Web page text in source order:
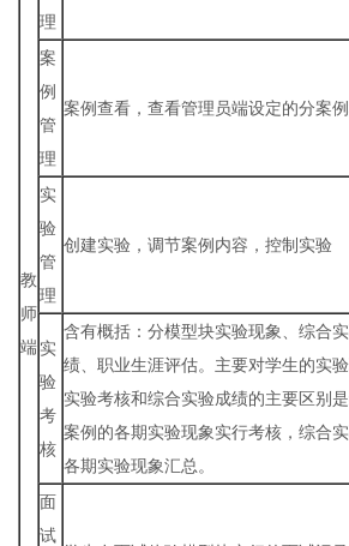
教
师
端
理
案
例
管
理
案例查看，查看管理员端设定的分案例
实
验
管
理
创建实验，调节案例内容，控制实验
实
验
考
核
含有概括：分模型块实验现象、综合
绩、职业生涯评估。主要对学生的实
实验考核和综合实验成绩的主要区别
案例的各期实验现象实行考核，综合
各期实验现象汇总。
面
试